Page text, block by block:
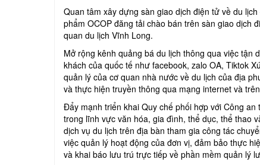
Quan tâm xây dựng sàn giao dịch điện tử về du
phẩm OCOP đăng tải chào bán trên sàn giao dịch
quan du lịch Vĩnh Long.
Mở rộng kênh quảng bá du lịch thông qua việc
khách của quốc tế như facebook, zalo OA, Tiktok
quản lý của cơ quan nhà nước về du lịch của địa
và thực hiện truyền thông qua mạng internet và
Đẩy mạnh triển khai Quy chế phối hợp với Công
trong lĩnh vực văn hóa, gia đình, thể dục, thể thao
dịch vụ du lịch trên địa bàn tham gia công tác
việc quản lý hoạt động của đơn vị, đảm bảo thực
và khai báo lưu trú trực tiếp về phần mềm quản lý